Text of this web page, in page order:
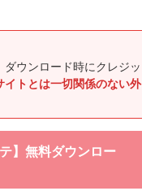
ダウンロード時にクレジッ
イトとは一切関係のない外
】無料ダウンロー